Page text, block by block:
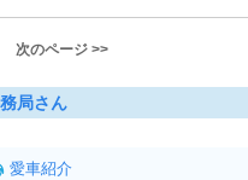
次のページ >>
局さん
愛車紹介